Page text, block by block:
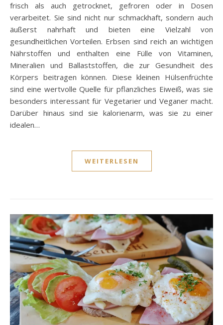
frisch als auch getrocknet, gefroren oder in Dosen
verarbeitet. Sie sind nicht nur schmackhaft, sondern auch
äußerst nahrhaft und bieten eine Vielzahl von
gesundheitlichen Vorteilen. Erbsen sind reich an wichtigen
Nährstoffen und enthalten eine Fülle von Vitaminen,
Mineralien und Ballaststoffen, die zur Gesundheit des
Körpers beitragen können. Diese kleinen Hülsenfrüchte
sind eine wertvolle Quelle für pflanzliches Eiweiß, was sie
besonders interessant für Vegetarier und Veganer macht.
Darüber hinaus sind sie kalorienarm, was sie zu einer
idealen…
WEITERLESEN